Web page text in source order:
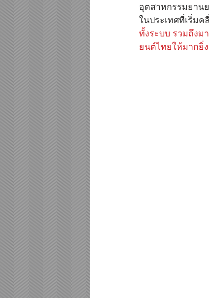
อุตสาหกรรมยาน
ในประเทศที่เริ่มค
ทั้งระบบ รวมถึงม
ยนต์ไทยให้มากยิ่